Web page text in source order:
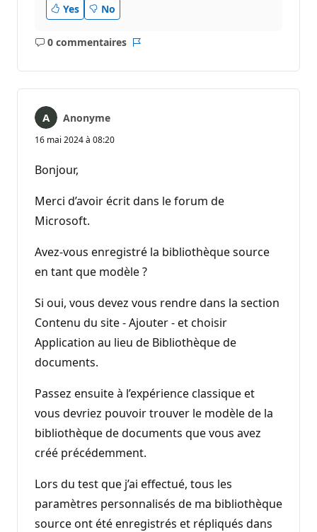
Yes
No
0 commentaires
Aucun
Anonyme
16 mai 2024 à 08:20
Bonjour,
Merci d’avoir écrit dans le forum de
Microsoft.
Avez-vous enregistré la bibliothèque source
en tant que modèle ?
Si oui, vous devez vous rendre dans la section
Contenu du site - Ajouter - et choisir
Application au lieu de Bibliothèque de
documents.
Passez ensuite à l’expérience classique et
vous devriez pouvoir trouver le modèle de la
bibliothèque de documents que vous avez
créé précédemment.
Lors du test que j’ai effectué, tous les
paramètres personnalisés de ma bibliothèque
source ont été enregistrés et répliqués dans